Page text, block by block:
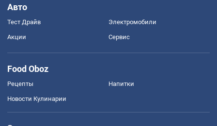
Авто
Тест Драйв Электромобили
Акции Сервис
Food Oboz
Рецепты Напитки
Новости Кулинарии